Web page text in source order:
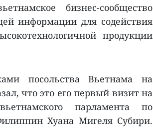
бизнес-сообщество
информации для содействия
продукции
посольства Вьетнама на
что это его первый визит на
парламента по
Хуана Мигеля Субири.